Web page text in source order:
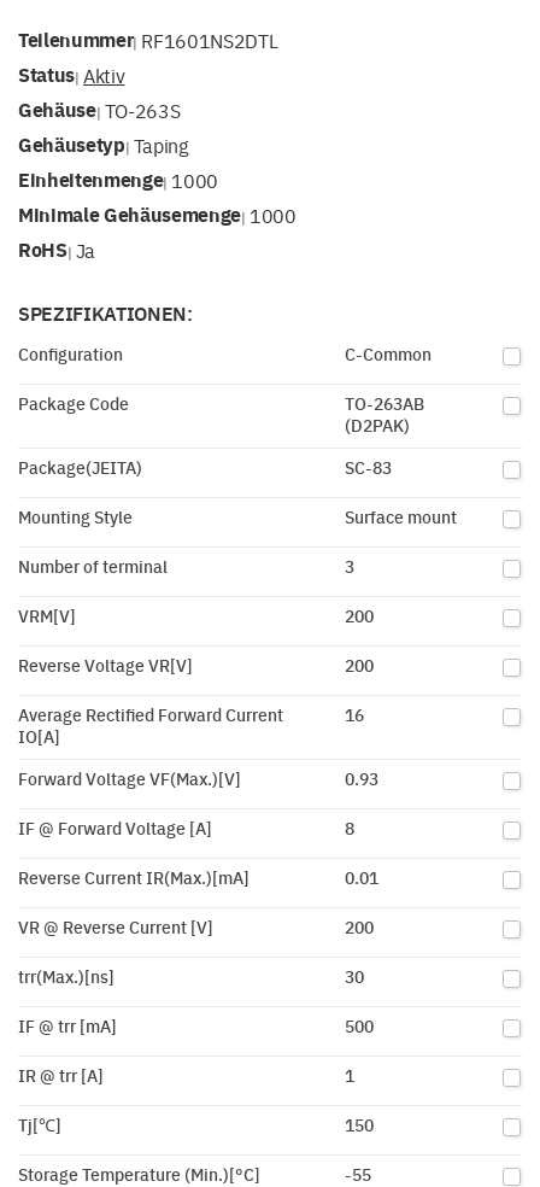
Teilenummer| RF1601NS2DTL
Status| Aktiv
Gehäuse| TO-263S
Gehäusetyp| Taping
Einheitenmenge| 1000
Minimale Gehäusemenge| 1000
RoHS| Ja
SPEZIFIKATIONEN:
Configuration C-Common
Package Code
TO-263AB
(D2PAK)
Package(JEITA)
SC-83
Mounting Style Surface mount
Number of terminal 3
VRM[V] 200
Reverse Voltage VR[V] 200
Average Rectified Forward Current
IO[A]
16
Forward Voltage VF(Max.)[V] 0.93
IF @ Forward Voltage [A] 8
Reverse Current IR(Max.)[mA] 0.01
VR @ Reverse Current [V] 200
trr(Max.)[ns] 30
IF @ trr [mA] 500
IR @ trr [A] 1
Tj[℃] 150
Storage Temperature (Min.)[°C] -55